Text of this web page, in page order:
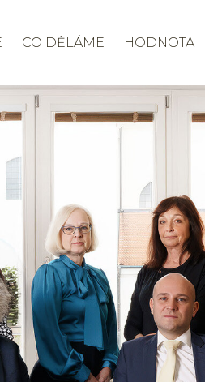
CO DĚLÁME HODNOTA